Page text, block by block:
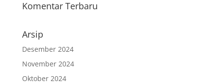
Komentar Terbaru
Arsip
Desember 2024
November 2024
Oktober 2024